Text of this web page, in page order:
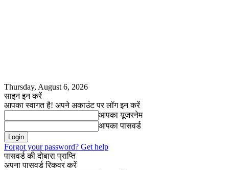
Thursday, August 6, 2026
साइन इन करें
आपका स्वागत है! अपने अकाउंट पर लॉग इन करें
आपका यूजरनेम
आपका पासवर्ड
Forgot your password? Get help
पासवर्ड की दोबारा प्राप्ति
अपना पासवर्ड रिकवर करें